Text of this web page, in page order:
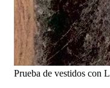
Prueba de vestidos con